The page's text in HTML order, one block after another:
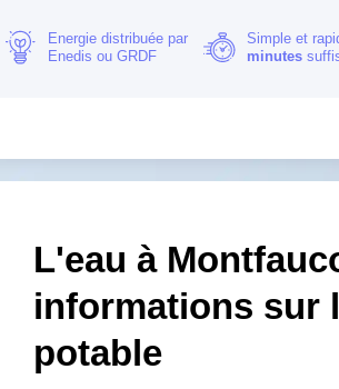
Energie distribuée par
Enedis ou GRDF
Simple et
minutes
L'eau à
informations sur
potable